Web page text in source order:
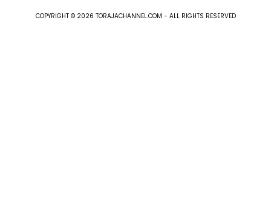
COPYRIGHT © 2026 TORAJACHANNEL.COM - ALL RIGHTS RESERVED